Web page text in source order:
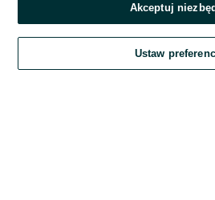
Kontynuując za pośrednictwem jednego z
Regulamin serwisu OLX.pl w
Akceptuj
Ustaw